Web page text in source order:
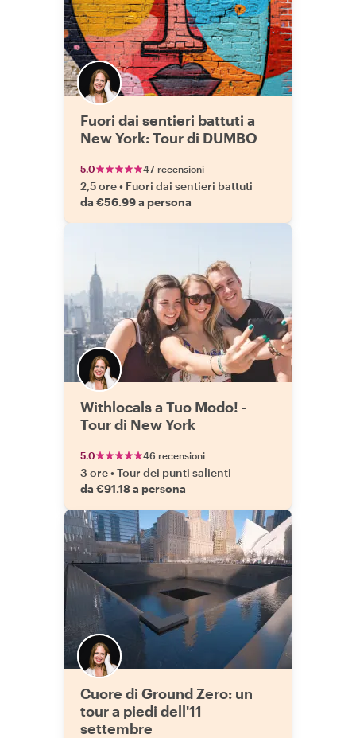
Fuori dai sentieri battuti a
New York: Tour di DUMBO
5.0 47 recensioni
2,5 ore• Fuori dai sentieri battuti
da €56.99 a persona
Withlocals a Tuo Modo! -
Tour di New York
5.0 46 recensioni
3 ore•Tour dei punti salienti
da €91.18 a persona
Cuore di Ground Zero: un
tour a piedi dell'11
settembre